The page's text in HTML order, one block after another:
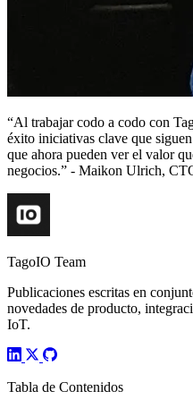
“Al trabajar codo a codo con
éxito iniciativas clave que
que ahora pueden ver el valor
negocios.” - Maikon Ulrich,
TagoIO Team
Publicaciones escritas en
novedades de producto,
IoT.
Tabla de Contenidos